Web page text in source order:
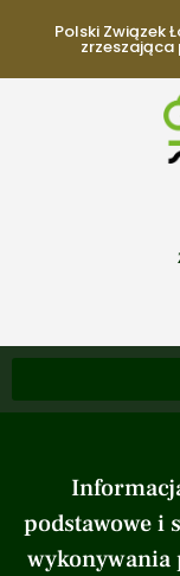
Polski Związek
zrzeszająca
podstawowe i
wykonywania